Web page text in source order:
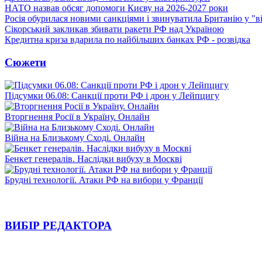
НАТО назвав обсяг допомоги Києву на 2026-2027 роки
Росія обурилася новими санкціями і звинуватила Британію у
Сікорський закликав збивати ракети РФ над Україною
Кредитна криза вдарила по найбільших банках РФ - розвідка
Сюжети
Підсумки 06.08: Санкції проти РФ і дрон у Лейпцигу
Вторгнення Росії в Україну. Онлайн
Війна на Близькому Сході. Онлайн
Бенкет генералів. Наслідки вибуху в Москві
Брудні технології. Атаки РФ на вибори у Франції
ВИБІР РЕДАКТОРА